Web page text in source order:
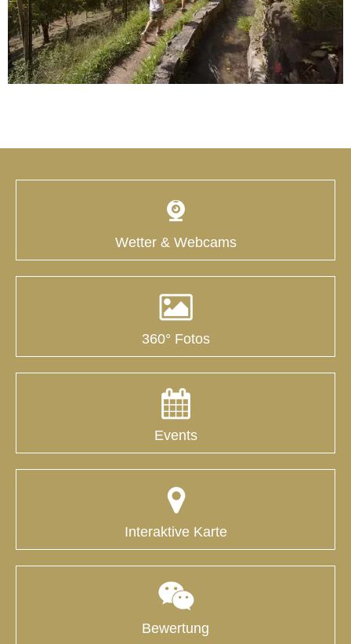
Wetter & Webcams
360° Fotos
Events
Interaktive Karte
Bewertung